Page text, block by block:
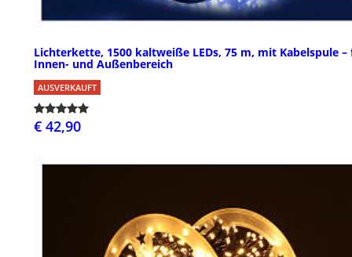
Lichterkette, 1500 kaltweiße LEDs, 75 m, mit Kabelspule –
Innen- und Außenbereich
AUSVERKAUFT
€ 42,90